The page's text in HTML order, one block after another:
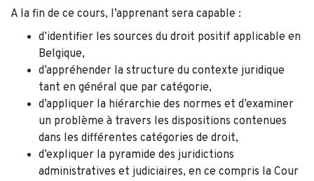
A la fin de ce cours, l’apprenant sera capable :
d’identifier les sources du droit positif applicable en
Belgique,
d’appréhender la structure du contexte juridique
tant en général que par catégorie,
d’appliquer la hiérarchie des normes et d’examiner
un problème à travers les dispositions contenues
dans les différentes catégories de droit,
d’expliquer la pyramide des juridictions
administratives et judiciaires, en ce compris la Cour